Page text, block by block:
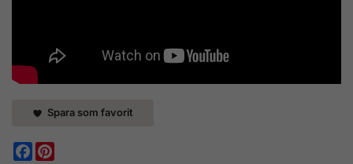
Spara som favorit
Facebook